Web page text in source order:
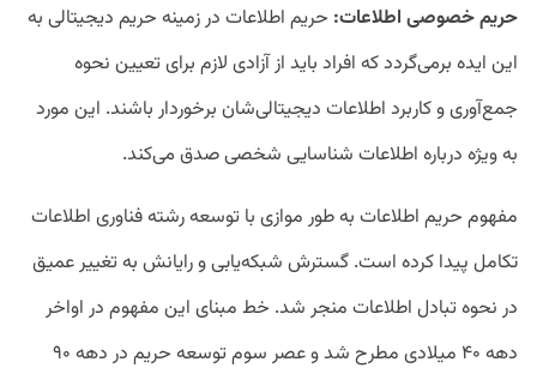
حریم خصوصی اطلاعات: حریم اطلاعات در زمینه حریم دیجیتالی به
این ایده برمی‌گردد که افراد باید از آزادی لازم برای تعیین نحوه
جمع‌آوری و کاربرد اطلاعات دیجیتالی‌شان برخوردار باشند. این مورد
به ‌ویژه درباره اطلاعات شناسایی شخصی صدق می‌کند.
مفهوم حریم اطلاعات به‌ طور موازی با توسعه رشته فناوری اطلاعات
تکامل پیدا کرده است. گسترش شبکه‌یابی و رایانش به تغییر عمیق
در نحوه تبادل اطلاعات منجر شد. خط مبنای این مفهوم در اواخر
دهه ۴۰ میلادی مطرح شد و عصر سوم توسعه حریم در دهه ۹۰